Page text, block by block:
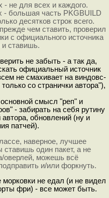
- не для всех и каждого.
- большая часть PKGBUILD
десятков строк всего.
чем ставить, проверил
с официального источника
и ставишь.
не забыть - а так да,
официальный источник
не смахивает на виндовс-
со странички автора"),
смысл "реп" и
- забирать на себя рутину
автора, обновлений (ну и
патчей).
наверное, лучшее
ставишь один пакет, а не
оверлей, можешь всё
и/или форкнуть.
не едал (и не видел
фри) - все может быть.